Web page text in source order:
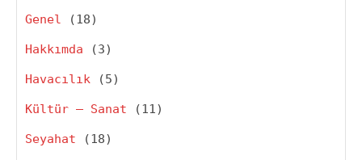
Genel (18)
Hakkımda (3)
Havacılık (5)
Kültür – Sanat (11)
Seyahat (18)